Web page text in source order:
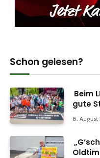
Schon gelesen?
Beim
gute
8. August